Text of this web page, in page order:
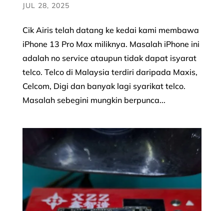
JUL 28, 2025
Cik Airis telah datang ke kedai kami membawa
iPhone 13 Pro Max miliknya. Masalah iPhone ini
adalah no service ataupun tidak dapat isyarat
telco. Telco di Malaysia terdiri daripada Maxis,
Celcom, Digi dan banyak lagi syarikat telco.
Masalah sebegini mungkin berpunca...